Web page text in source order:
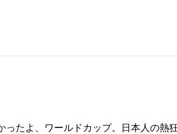
たよ、ワールドカップ。日本人の熱